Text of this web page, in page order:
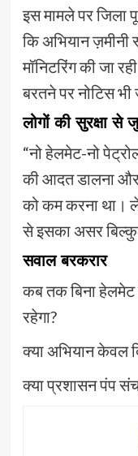
इस मामले पर जिला
कि अभियान ज़मीनी
मॉनिटरिंग की जा
बरतने पर नोटिस भी
लोगों की सुरक्षा से
“नो हेलमेट-नो
की आदत डालना और
को कम करना था।
से इसका असर
सवाल बरकरार
कब तक बिना हेलमेट
रहेगा?
क्या अभियान केवल
क्या प्रशासन पंप